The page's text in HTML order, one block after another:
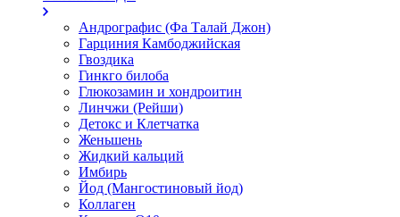
Андрографис (Фа Талай Джон)
Гарциния Камбоджийская
Гвоздика
Гинкго билоба
Глюкозамин и хондроитин
Линчжи (Рейши)
Детокс и Клетчатка
Женьшень
Жидкий кальций
Имбирь
Йод (Мангостиновый йод)
Коллаген